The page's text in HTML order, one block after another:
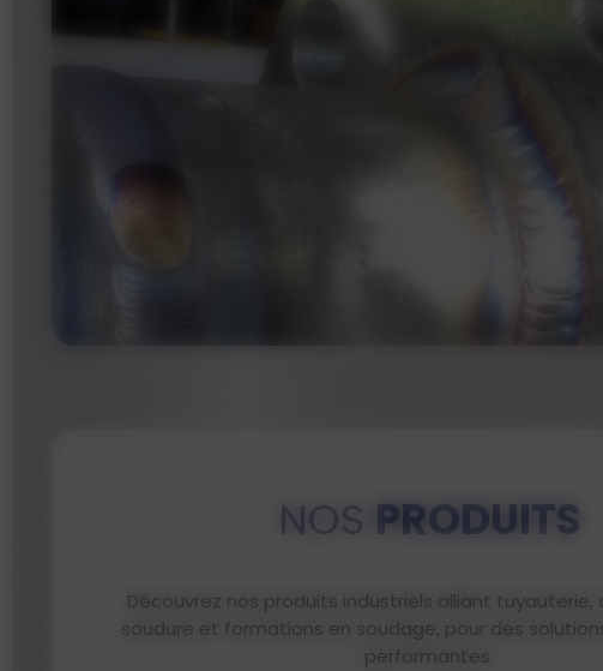
NOS PRODUITS
Découvrez nos produits industriels alliant tuyauterie,
soudure et formations en soudage, pour des
performantes.